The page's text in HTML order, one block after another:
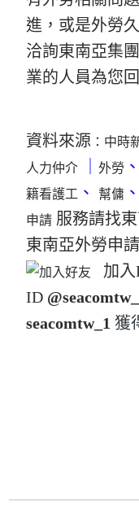
進，或是外勞
洽詢東南亞集
業的人員為您
資料來源 ： 中時
人力仲介
｜外勞
籍看護工 、 幫傭 、
申請 服務請找
東南亞外勞申
加
ID
seacomtw_1 獲